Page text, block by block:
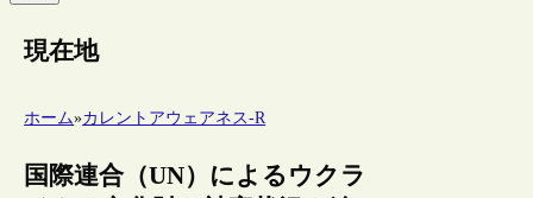
現在地
ホーム»カレントアウェアネス-R
国際連合（UN）によるウクラ